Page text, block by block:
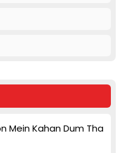
Mein Kahan Dum Tha